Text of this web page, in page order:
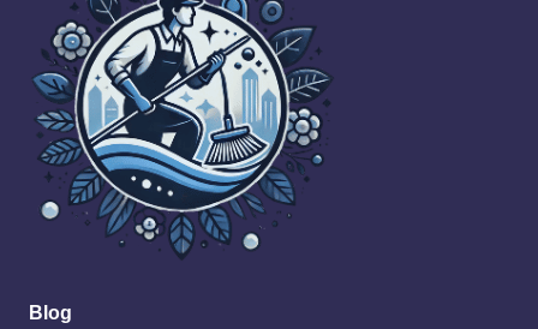
Blog